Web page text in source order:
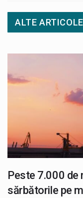
ALTE
Peste 7.000 de
sărbătorile pe